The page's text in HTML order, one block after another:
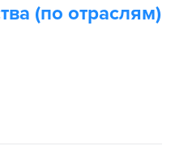
(по отраслям)